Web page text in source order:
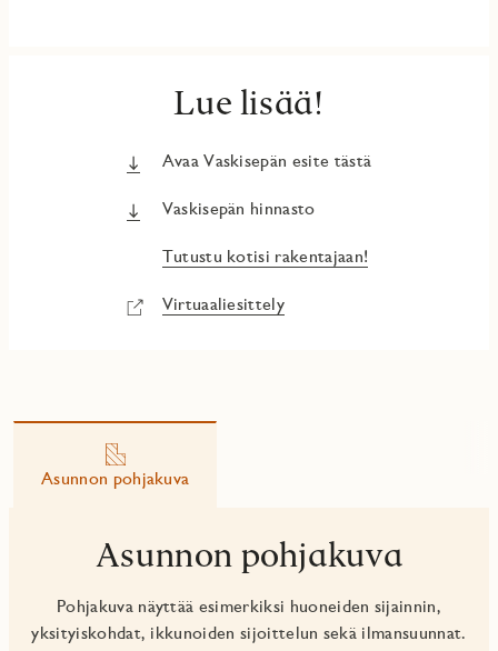
Lue lisää!
Avaa Vaskisepän esite tästä
Vaskisepän hinnasto
Tutustu kotisi rakentajaan!
Virtuaaliesittely
Asunnon pohjakuva
Asunnon pohjakuva
Pohjakuva näyttää esimerkiksi huoneiden sijainnin,
yksityiskohdat, ikkunoiden sijoittelun sekä ilmansuunnat.